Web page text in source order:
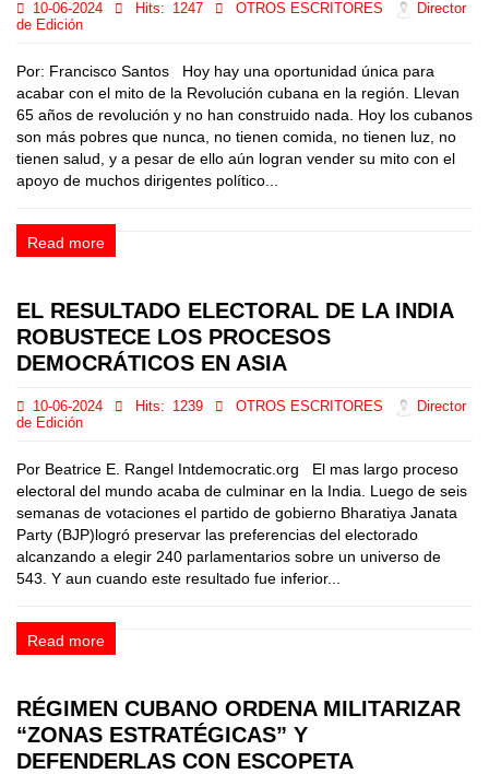
10-06-2024 Hits: 1247 OTROS ESCRITORES
Director
de Edición
Por: Francisco Santos Hoy hay una oportunidad única para
acabar con el mito de la Revolución cubana en la región. Llevan
65 años de revolución y no han construido nada. Hoy los cubanos
son más pobres que nunca, no tienen comida, no tienen luz, no
tienen salud, y a pesar de ello aún logran vender su mito con el
apoyo de muchos dirigentes político...
Read more
EL RESULTADO ELECTORAL DE LA INDIA
ROBUSTECE LOS PROCESOS
DEMOCRÁTICOS EN ASIA
10-06-2024 Hits: 1239 OTROS ESCRITORES
Director
de Edición
Por Beatrice E. Rangel Intdemocratic.org El mas largo proceso
electoral del mundo acaba de culminar en la India. Luego de seis
semanas de votaciones el partido de gobierno Bharatiya Janata
Party (BJP)logró preservar las preferencias del electorado
alcanzando a elegir 240 parlamentarios sobre un universo de
543. Y aun cuando este resultado fue inferior...
Read more
RÉGIMEN CUBANO ORDENA MILITARIZAR
“ZONAS ESTRATÉGICAS” Y
DEFENDERLAS CON ESCOPETA